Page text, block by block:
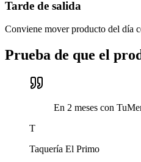
Tarde de salida
Conviene mover producto del día
Prueba de que el
En 2 meses con
T
Taquería El Primo